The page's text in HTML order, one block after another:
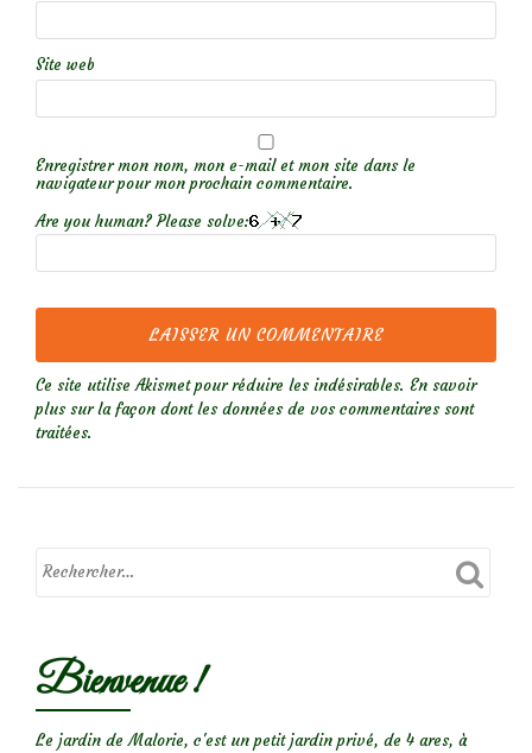
Site web
Enregistrer mon nom, mon e-mail et mon site dans le
navigateur pour mon prochain commentaire.
Are you human? Please solve:
Ce site utilise Akismet pour réduire les indésirables. En savoir
plus sur la façon dont les données de vos commentaires sont
traitées.
Bienvenue !
Le jardin de Malorie, c'est un petit jardin privé, de 4 ares, à